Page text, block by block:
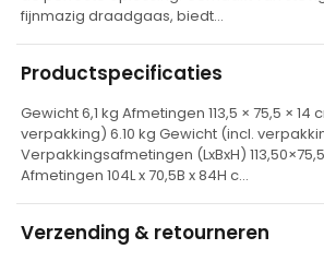
r
a
t
v
e
fijnmazig draadgaas, biedt…
Productspecificaties
Gewicht 6,1 kg Afmetingen 113,5 × 75,5 × 14
verpakking) 6.10 kg Gewicht (incl.
Verpakkingsafmetingen (LxBxH)
Afmetingen 104L x 70,5B x 84H c…
Verzending & retourneren